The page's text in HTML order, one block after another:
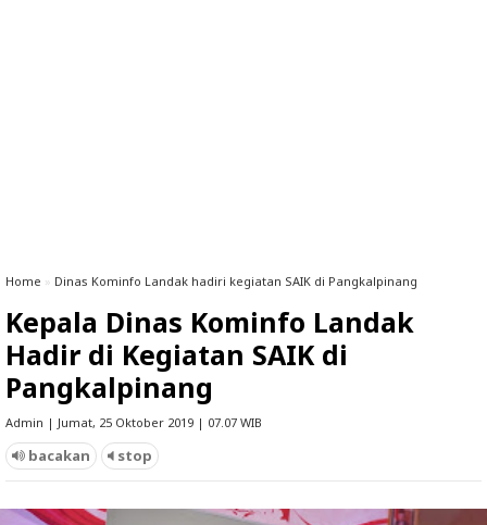
Home » Dinas Kominfo Landak hadiri kegiatan SAIK di Pangkalpinang
Kepala Dinas Kominfo Landak
Hadir di Kegiatan SAIK di
Pangkalpinang
Admin | Jumat, 25 Oktober 2019 | 07.07 WIB
bacakan stop